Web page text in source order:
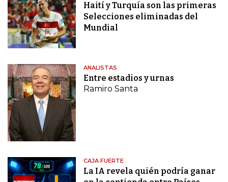
Haití y Turquía son las primeras
Selecciones eliminadas del
Mundial
ANALISTAS
Entre estadios y urnas
Ramiro Santa
CAJA FUERTE
La IA revela quién podría ganar